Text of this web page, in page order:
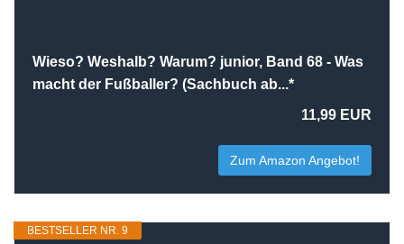
Wieso? Weshalb? Warum? junior, Band 68 - Was
macht der Fußballer? (Sachbuch ab...*
11,99 EUR
Zum Amazon Angebot!
BESTSELLER NR. 9